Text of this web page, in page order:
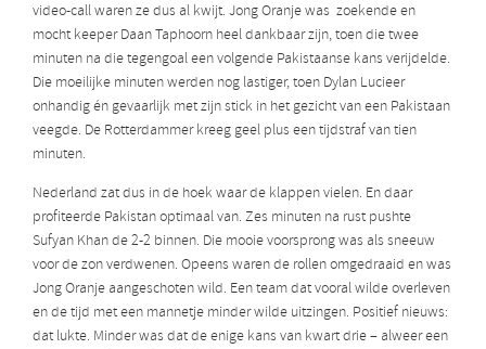
video-call waren ze dus al kwijt. Jong Oranje was zoekende en
mocht keeper Daan Taphoorn heel dankbaar zijn, toen die twee
minuten na die tegengoal een volgende Pakistaanse kans verijdelde.
Die moeilijke minuten werden nog lastiger, toen Dylan Lucieer
onhandig én gevaarlijk met zijn stick in het gezicht van een Pakistaan
veegde. De Rotterdammer kreeg geel plus een tijdstraf van tien
minuten.
Nederland zat dus in de hoek waar de klappen vielen. En daar
profiteerde Pakistan optimaal van. Zes minuten na rust pushte
Sufyan Khan de 2-2 binnen. Die mooie voorsprong was als sneeuw
voor de zon verdwenen. Opeens waren de rollen omgedraaid en was
Jong Oranje aangeschoten wild. Een team dat vooral wilde overleven
en de tijd met een mannetje minder wilde uitzingen. Positief nieuws:
dat lukte. Minder was dat de enige kans van kwart drie – alweer een